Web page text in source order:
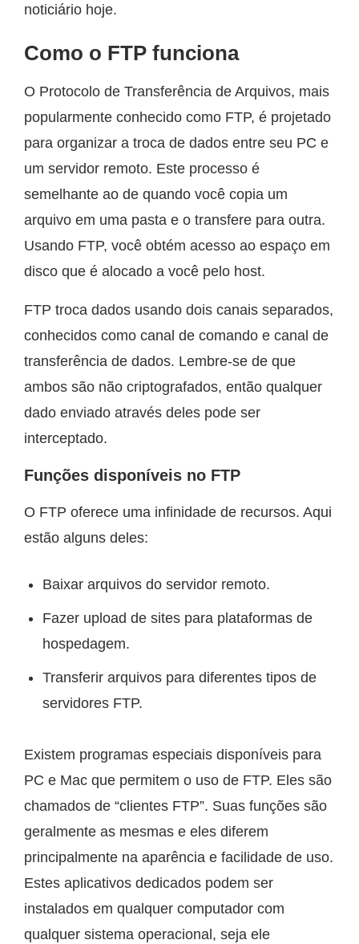
noticiário hoje.
Como o FTP funciona
O Protocolo de Transferência de Arquivos, mais
popularmente conhecido como FTP, é projetado
para organizar a troca de dados entre seu PC e
um servidor remoto. Este processo é
semelhante ao de quando você copia um
arquivo em uma pasta e o transfere para outra.
Usando FTP, você obtém acesso ao espaço em
disco que é alocado a você pelo host.
FTP troca dados usando dois canais separados,
conhecidos como canal de comando e canal de
transferência de dados. Lembre-se de que
ambos são não criptografados, então qualquer
dado enviado através deles pode ser
interceptado.
Funções disponíveis no FTP
O FTP oferece uma infinidade de recursos. Aqui
estão alguns deles:
Baixar arquivos do servidor remoto.
Fazer upload de sites para plataformas de
hospedagem.
Transferir arquivos para diferentes tipos de
servidores FTP.
Existem programas especiais disponíveis para
PC e Mac que permitem o uso de FTP. Eles são
chamados de “clientes FTP”. Suas funções são
geralmente as mesmas e eles diferem
principalmente na aparência e facilidade de uso.
Estes aplicativos dedicados podem ser
instalados em qualquer computador com
qualquer sistema operacional, seja ele